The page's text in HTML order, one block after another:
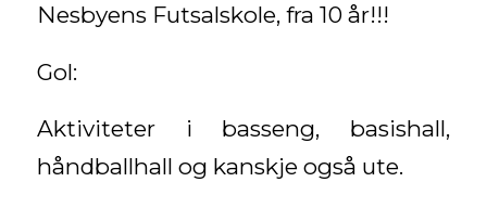
Nesbyens Futsalskole, fra 10 år!!!
Gol:
Aktiviteter i basseng, basishall,
håndballhall og kanskje også ute.